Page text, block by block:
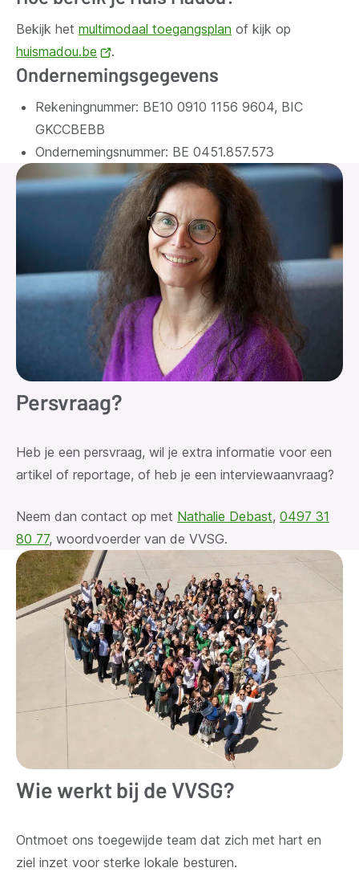
Bekijk het multimodaal toegangsplan of kijk op
huismadou.be
(opent
nieuw
.
Ondernemingsgegevens
Rekeningnummer: BE10 0910 1156 9604, BIC
GKCCBEBB
Ondernemingsnummer: BE 0451.857.573
Persvraag?
Heb je een persvraag, wil je extra informatie voor een
artikel of reportage, of heb je een interviewaanvraag?
Neem dan contact op met Nathalie Debast, 0497 31
80 77, woordvoerder van de VVSG.
Wie werkt bij de VVSG?
Ontmoet ons toegewijde team dat zich met hart en
ziel inzet voor sterke lokale besturen.